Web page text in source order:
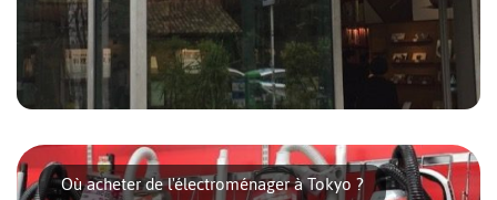
facilement des livres en anglais ou en [...]
Où acheter de l'électroménager à Tokyo ?